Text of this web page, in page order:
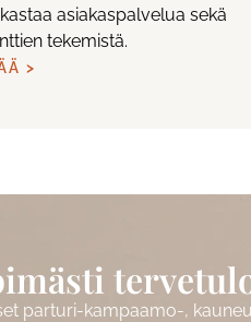
asiakaspalvelua sekä
tekemistä.
>
parturi-kampaamo-,